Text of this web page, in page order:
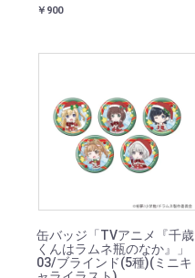
￥900
缶バッジ「TVアニメ『千歳
くんはラムネ瓶のなか』」
03/ブラインド(5種)(ミニキ